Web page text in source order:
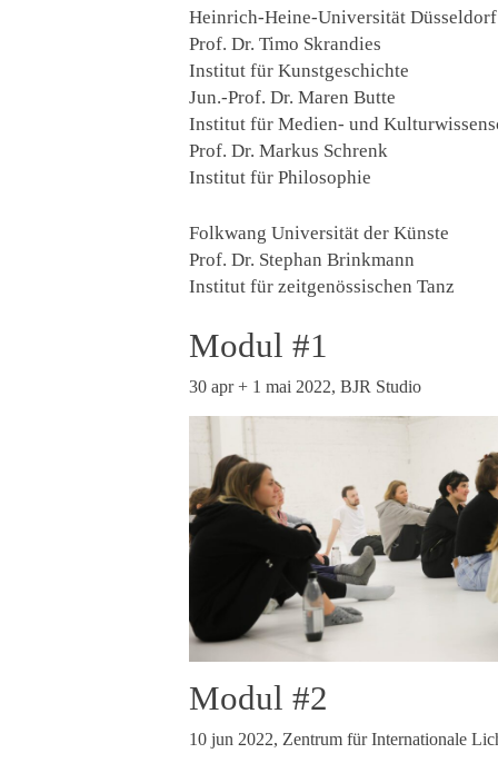
Heinrich-Heine-Universität Düsseldorf
Prof. Dr. Timo Skrandies
Institut für Kunstgeschichte
Jun.-Prof. Dr. Maren Butte
Institut für Medien- und
Prof. Dr. Markus Schrenk
Institut für Philosophie
Folkwang Universität der Künste
Prof. Dr. Stephan Brinkmann
Institut für zeitgenössischen Tanz
Modul #1
30 apr + 1 mai 2022, BJR Studio
Modul #2
10 jun 2022, Zentrum für Internationale